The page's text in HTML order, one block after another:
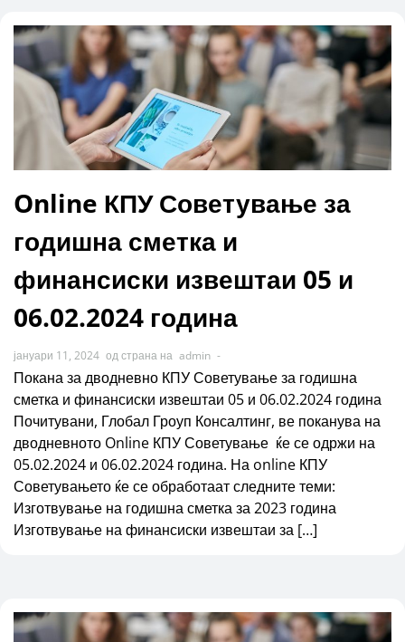
Online КПУ Советување за
годишна сметка и
финансиски извештаи 05 и
06.02.2024 година
јануари 11, 2024 од страна на admin -
Покана за дводневно КПУ Советување за годишна
сметка и финансиски извештаи 05 и 06.02.2024 година
Почитувани, Глобал Гроуп Консалтинг, ве поканува на
дводневното Online КПУ Советување ќе се одржи на
05.02.2024 и 06.02.2024 година. На online КПУ
Советувањето ќе се обработаат следните теми:
Изготвување на годишна сметка за 2023 година
Изготвување на финансиски извештаи за […]